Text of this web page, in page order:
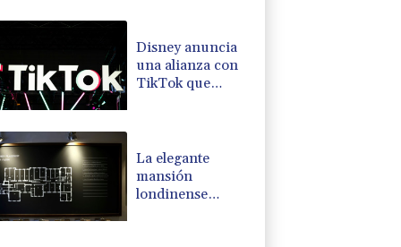
Anthropic
Disney anuncia
una alianza con
TikTok que
La elegante
mansión
londinense